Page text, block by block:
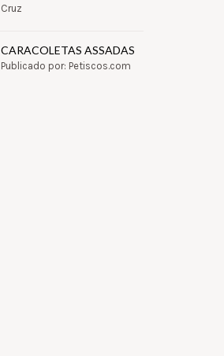
Cruz
CARACOLETAS ASSADAS
Publicado por: Petiscos.com